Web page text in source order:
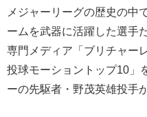
メジャーリーグの歴史の中
ームを武器に活躍した選
専門メディア「ブリチャー
投球モーショントップ10」
ーの先駆者・野茂英雄投手